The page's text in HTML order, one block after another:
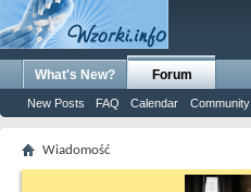
What's New? Forum
New Posts FAQ Calendar Community
Wiadomość